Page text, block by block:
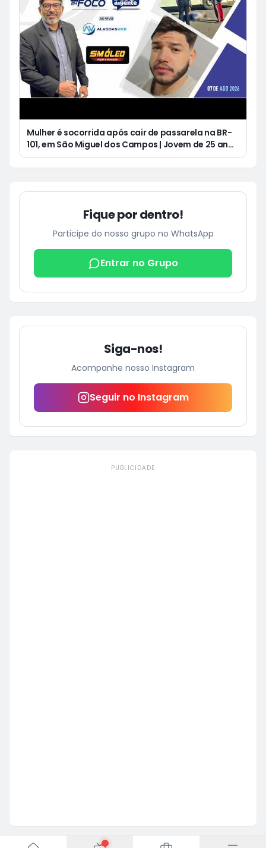
Mulher é socorrida após cair de passarela na BR-
101, em São Miguel dos Campos | Jovem de 25 anos
morre após acidente de moto no Distrito
Fique por dentro!
Participe do nosso grupo no WhatsApp
Entrar no Grupo
Siga-nos!
Acompanhe nosso Instagram
Seguir no Instagram
PUBLICIDADE